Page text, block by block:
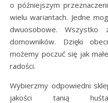
o późniejszym
wielu wariantach. Jedne
dwuosobowe. Wszystko
domowników. Dzięki
możemy poczuć się jak
radości.
Wybierzmy odpowiedni
jakości tanią